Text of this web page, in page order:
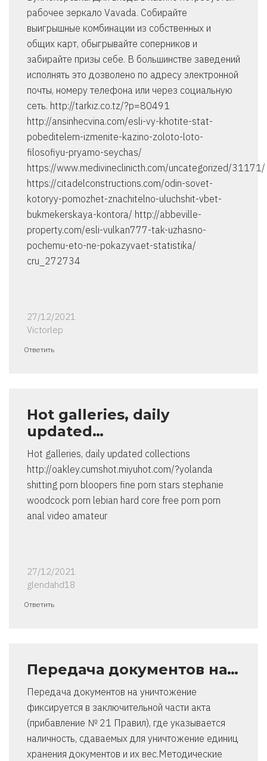
рабочее зеркало Vavada. Собирайте
выигрышные комбинации из собственных и
общих карт, обыгрывайте соперников и
забирайте призы себе. В большинстве заведений
исполнять это дозволено по адресу электронной
почты, номеру телефона или через социальную
сеть. http://tarkiz.co.tz/?p=80491
http://ansinhecvina.com/esli-vy-khotite-stat-
pobeditelem-izmenite-kazino-zoloto-loto-
filosofiyu-pryamo-seychas/
https://www.medivineclinicth.com/uncategorized/31171/
https://citadelconstructions.com/odin-sovet-
kotoryy-pomozhet-znachitelno-uluchshit-vbet-
bukmekerskaya-kontora/ http://abbeville-
property.com/esli-vulkan777-tak-uzhasno-
pochemu-eto-ne-pokazyvaet-statistika/
cru_272734
27/12/2021
Victorlep
Ответить
Hot galleries, daily
updated…
Hot galleries, daily updated collections
http://oakley.cumshot.miyuhot.com/?yolanda
shitting porn bloopers fine porn stars stephanie
woodcock porn lebian hard core free porn porn
anal video amateur
27/12/2021
glendahd18
Ответить
Передача документов на…
Передача документов на уничтожение
фиксируется в заключительной части акта
(прибавление № 21 Правил), где указывается
наличность, сдаваемых для уничтожение единиц
хранения документов и их вес.Методические